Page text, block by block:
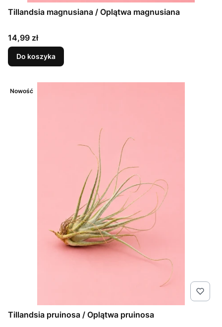
Tillandsia magnusiana / Oplątwa magnusiana
Cena
14,99 zł
Do koszyka
Nowość
Tillandsia pruinosa / Oplątwa pruinosa